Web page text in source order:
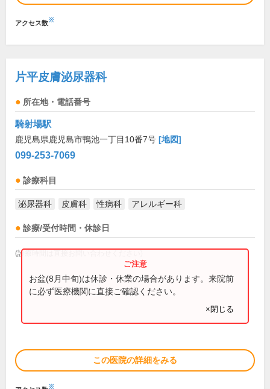
アクセス数※
片平皮膚泌尿器科
所在地・電話番号
騎射場駅
鹿児島県鹿児島市鴨池一丁目10番7号 [地図]
099-253-7069
診療科目
泌尿器科 皮膚科 性病科 アレルギー科
診療/受付時間・休診日
(診療時間は直接お問い合わせください)
お盆(8月中旬)は休診・休業の場合があります。来院前
に必ず医療機関に直接ご確認ください。
×閉じる
この医院の詳細をみる
※